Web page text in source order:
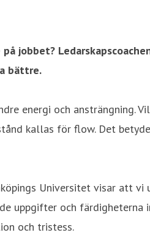
jobbet?
bättre.
energi och ansträngning.
kallas för flow. Det
Universitet visar att
uppgifter och
och tristess.